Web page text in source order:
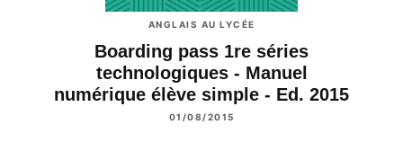
ANGLAIS AU LYCÉE
Boarding pass 1re séries
technologiques - Manuel
numérique élève simple - Ed. 2015
01/08/2015